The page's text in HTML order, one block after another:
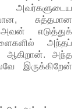
சுத்தமான
எடுத்துக்
அந்தப்
ஆகிறான். அந்த
இருக்கிறேன்